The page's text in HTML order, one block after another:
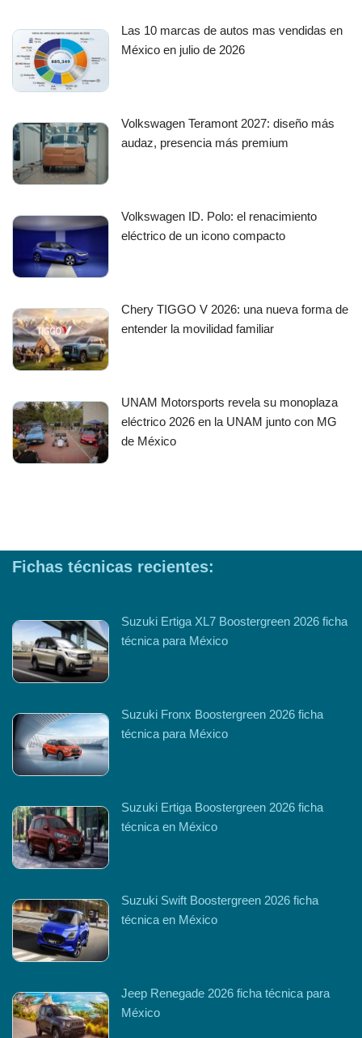
Las 10 marcas de autos mas vendidas en
México en julio de 2026
Volkswagen Teramont 2027: diseño más
audaz, presencia más premium
Volkswagen ID. Polo: el renacimiento
eléctrico de un icono compacto
Chery TIGGO V 2026: una nueva forma de
entender la movilidad familiar
UNAM Motorsports revela su monoplaza
eléctrico 2026 en la UNAM junto con MG
de México
Fichas técnicas recientes:
Suzuki Ertiga XL7 Boostergreen 2026 ficha
técnica para México
Suzuki Fronx Boostergreen 2026 ficha
técnica para México
Suzuki Ertiga Boostergreen 2026 ficha
técnica en México
Suzuki Swift Boostergreen 2026 ficha
técnica en México
Jeep Renegade 2026 ficha técnica para
México